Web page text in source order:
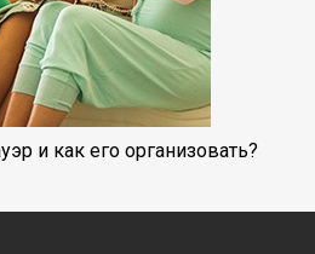
и как его организовать?